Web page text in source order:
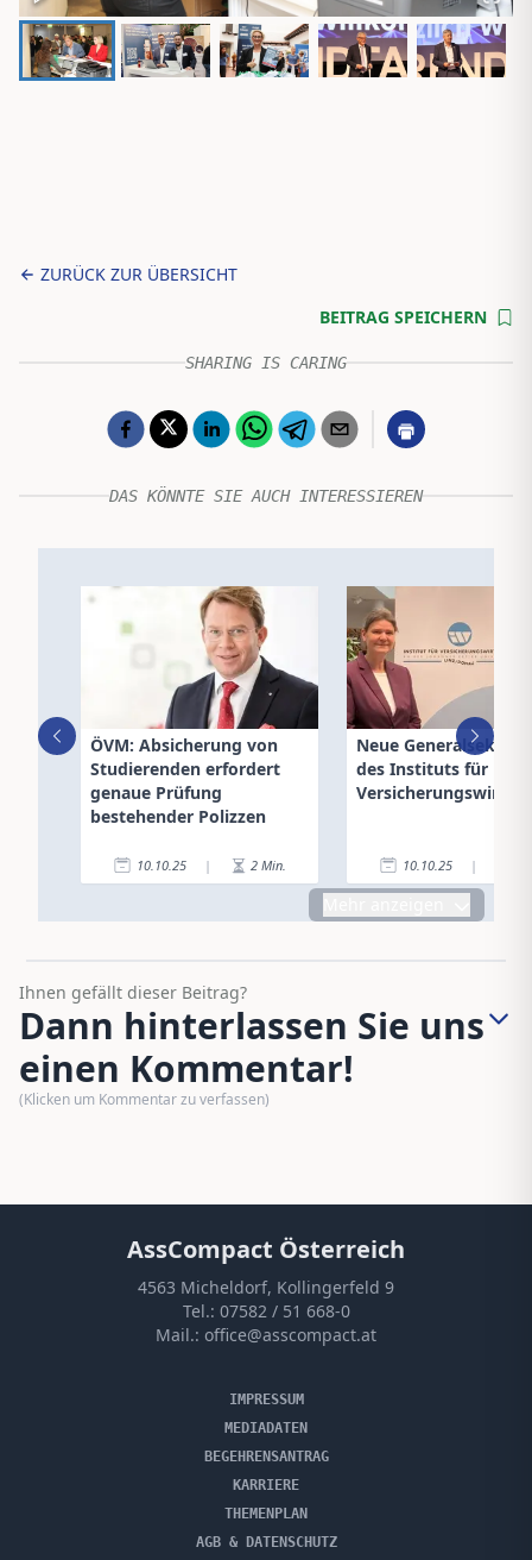
ZURÜCK ZUR ÜBERSICHT
BEITRAG SPEICHERN
SHARING IS CARING
DAS KÖNNTE SIE AUCH INTERESSIEREN
ÖVM: Absicherung von
Studierenden erfordert
genaue Prüfung
bestehender Polizzen
10.10.25 | 2 Min.
Neue
des Instituts für
10.10.25 |
Ihnen gefällt dieser Beitrag?
Dann hinterlassen Sie uns
einen Kommentar!
(Klicken um Kommentar zu verfassen)
AssCompact Österreich
4563 Micheldorf, Kollingerfeld 9
Tel.: 07582 / 51 668-0
Mail.: office@asscompact.at
IMPRESSUM
MEDIADATEN
BEGEHRENSANTRAG
KARRIERE
THEMENPLAN
AGB & DATENSCHUTZ